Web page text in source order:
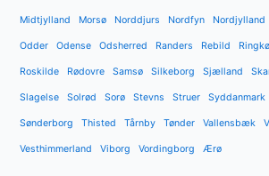
Midtjylland Morsø Norddjurs Nordfyn Nordjylland
Odder Odense Odsherred Randers Rebild
Roskilde Rødovre Samsø Silkeborg Sjælland
Slagelse Solrød Sorø Stevns Struer Syddanmark
Sønderborg Thisted Tårnby Tønder Vallensbæk
Vesthimmerland Viborg Vordingborg Ærø